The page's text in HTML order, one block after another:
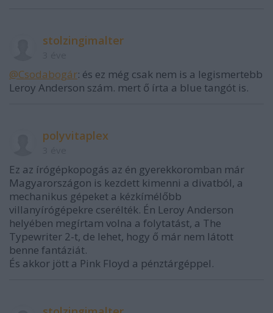
stolzingimalter
@Csodabogár: és ez még csak nem is a legismertebb
Leroy Anderson szám. mert ő írta a blue tangót is.
polyvitaplex
Ez az írógépkopogás az én gyerekkoromban már
Magyarországon is kezdett kimenni a divatból, a
mechanikus gépeket a kézkímélőbb
villanyírógépekre cserélték. Én Leroy Anderson
helyében megírtam volna a folytatást, a The
Typewriter 2-t, de lehet, hogy ő már nem látott
benne fantáziát.
És akkor jött a Pink Floyd a pénztárgéppel.